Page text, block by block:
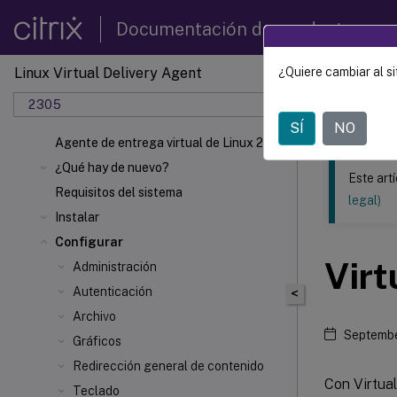
Documentación de productos
Linux Virtual Delivery Agent
2305
Agente de entrega virtual de Linux 2305
¿Qué hay de nuevo?
Requisitos del sistema
Instalar
Configurar
Administración
Autenticación
Archivo
Gráficos
Redirección general de contenido
Teclado
Este
<
Este
legal)
Con
¿Quiere cambiar al
SÍ NO